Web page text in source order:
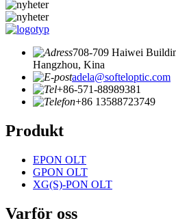
708-709 Haiwei
Hangzhou, Kina
adela@softeloptic.com
+86-571-88989381
+86 13588723749
Produkt
EPON OLT
GPON OLT
XG(S)-PON OLT
Varför oss